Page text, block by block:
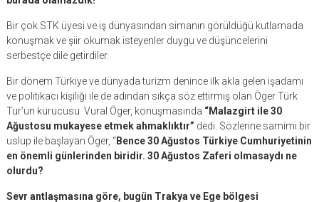
Bir çok STK üyesi ve iş dünyasından simanın görüldüğü kutlamada
konuşmak ve şiir okumak isteyenler duygu ve düşüncelerini
serbestçe dile getirdiler.
Bir dönem Türkiye ve dünyada turizm denince ilk akla gelen işadamı
ve politikacı kişiliği ile de adından sıkça söz ettirmiş olan Öger Türk
Tur’un kurucusu Vural Öger, konuşmasında “Malazgirt ile 30
Ağustosu mukayese etmek ahmaklıktır” dedi. Sözlerine samimi bir
uslup ile başlayan Öger, “Bence 30 Ağustos Türkiye Cumhuriyetinin
en önemli günlerinden biridir. 30 Ağustos Zaferi olmasaydı ne
olurdu?
Sevr antlaşmasına göre, bugün Trakya ve Ege bölgesi